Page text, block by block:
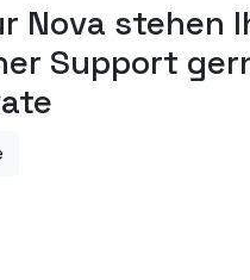
Nova stehen
Support